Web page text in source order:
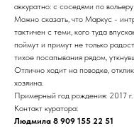
аккуратно: с соседями по
Можно сказать, что Маркус -
тактичен с теми, кого туда
поймут и примут не только
тихое посапывания рядом,
Отлично ходит на поводке,
хозяина.
Примерный год рождения: 2017 г.
Контакт куратора:
Людмила 8 909 155 22 51